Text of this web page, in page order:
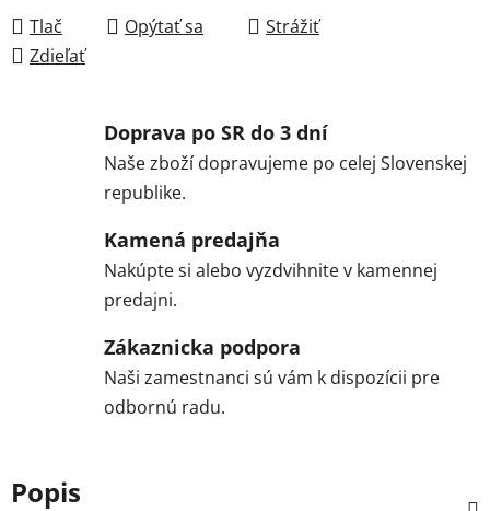
Tlač Opýtať sa
Strážiť
Zdieľať
Doprava po SR do 3 dní
Naše zboží dopravujeme po celej Slovenskej
republike.
Kamená predajňa
Nakúpte si alebo vyzdvihnite v kamennej
predajni.
Zákaznicka podpora
Naši zamestnanci sú vám k dispozícii pre
odbornú radu.
Popis